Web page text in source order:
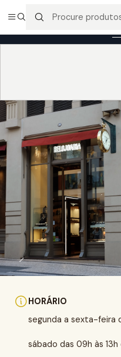
Entregas gratuitas para
encomendas serão
HORÁRIO
segunda a sexta-feira
sábado das 09h às 13h